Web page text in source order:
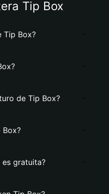
Tip Box
Tip Box?
de Tip Box?
Box?
gratuita?